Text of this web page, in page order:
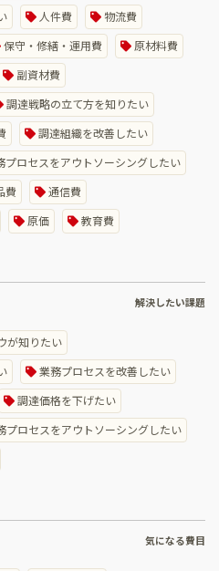
人件費
物流費
保守・修繕・運用費
原材料費
副資材費
調達戦略の立て方を知りたい
調達組織を改善したい
プロセスをアウトソーシングしたい
費
通信費
原価 教育費
解決したい課題
が知りたい
業務プロセスを改善したい
調達価格を下げたい
プロセスをアウトソーシングしたい
気になる費目